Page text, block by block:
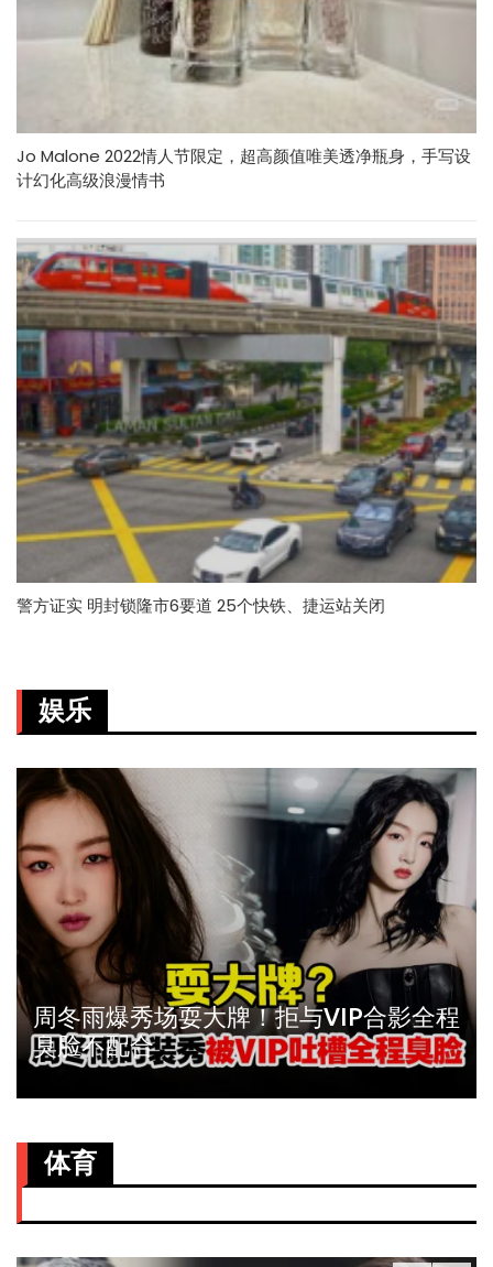
Jo Malone 2022情人节限定，超高颜值唯美透净瓶身，手写设
计幻化高级浪漫情书
警方证实 明封锁隆市6要道 25个快铁、捷运站关闭
娱乐
周冬雨爆秀场耍大牌！拒与VIP合影全程
臭脸不配合
体育